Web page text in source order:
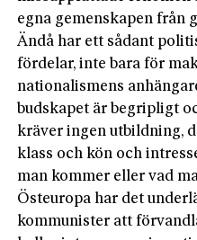
egna gemenskapen från
Ändå har ett sådant
fördelar, inte bara för
nationalismens
budskapet är begripligt
kräver ingen utbildning,
klass och kön och
man kommer eller vad
Östeuropa har det
kommunister att